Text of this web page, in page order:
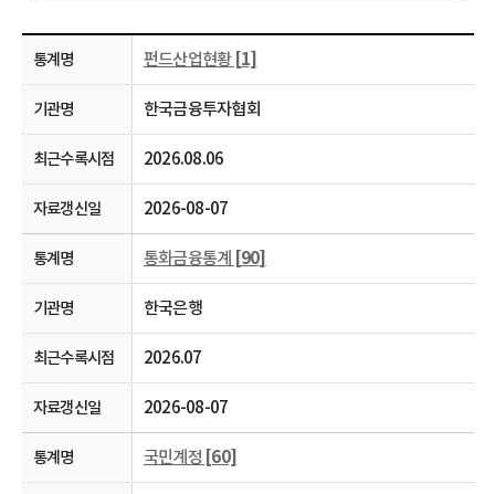
펀드산업현황 [1]
한국금융투자협회
2026.08.06
2026-08-07
통화금융통계 [90]
한국은행
2026.07
2026-08-07
국민계정 [60]